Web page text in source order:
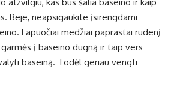
Beje, neapsigaukite įsirengdami
Lapuočiai medžiai paprastai rudenį
į baseino dugną ir taip vers
baseiną. Todėl geriau vengti